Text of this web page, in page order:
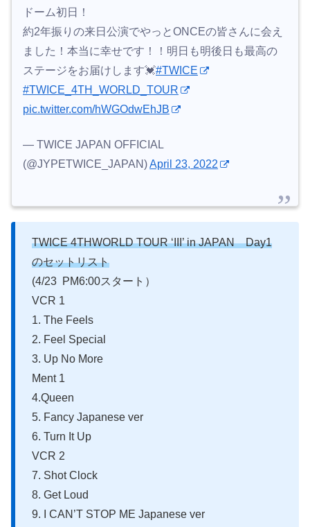
ドーム初日！
約2年振りの来日公演でやっとONCEの皆さんに会え
ました！本当に幸せです！！明日も明後日も最高の
ステージをお届けします💓#TWICE
#TWICE_4TH_WORLD_TOUR
pic.twitter.com/hWGOdwEhJB
— TWICE JAPAN OFFICIAL
(@JYPETWICE_JAPAN)April 23, 2022
TWICE 4THWORLD TOUR ‘III’ in JAPAN Day1
のセットリスト
(4/23 PM6:00スタート）
VCR 1
1. The Feels
2. Feel Special
3. Up No More
Ment 1
4.Queen
5. Fancy Japanese ver
6. Turn It Up
VCR 2
7. Shot Clock
8. Get Loud
9. I CAN’T STOP ME Japanese ver